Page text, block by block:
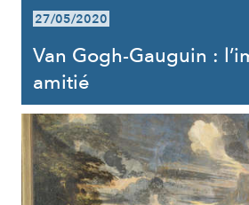
27/05/2020
Van Gogh-Gauguin :
amitié